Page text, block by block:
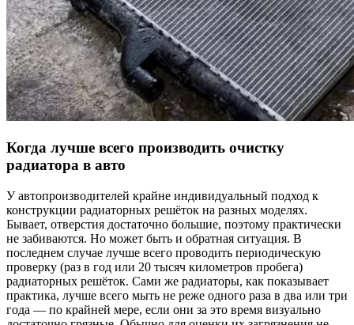
Когда лучше всего производить очистку
радиатора в авто
У автопроизводителей крайне индивидуальный подход к
конструкции радиаторных решёток на разных моделях.
Бывает, отверстия достаточно большие, поэтому практически
не забиваются. Но может быть и обратная ситуация. В
последнем случае лучше всего проводить периодическую
проверку (раз в год или 20 тысяч километров пробега)
радиаторных решёток. Сами же радиаторы, как показывает
практика, лучше всего мыть не реже одного раза в два или три
года — по крайней мере, если они за это время визуально